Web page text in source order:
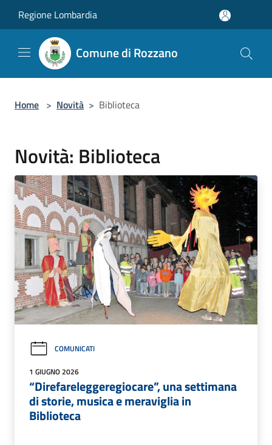
Regione Lombardia
Comune di Rozzano
Home > Novità > Biblioteca
Novità: Biblioteca
COMUNICATI
1 GIUGNO 2026
“Direfareleggeregiocare”, una settimana
di storie, musica e meraviglia in
Biblioteca